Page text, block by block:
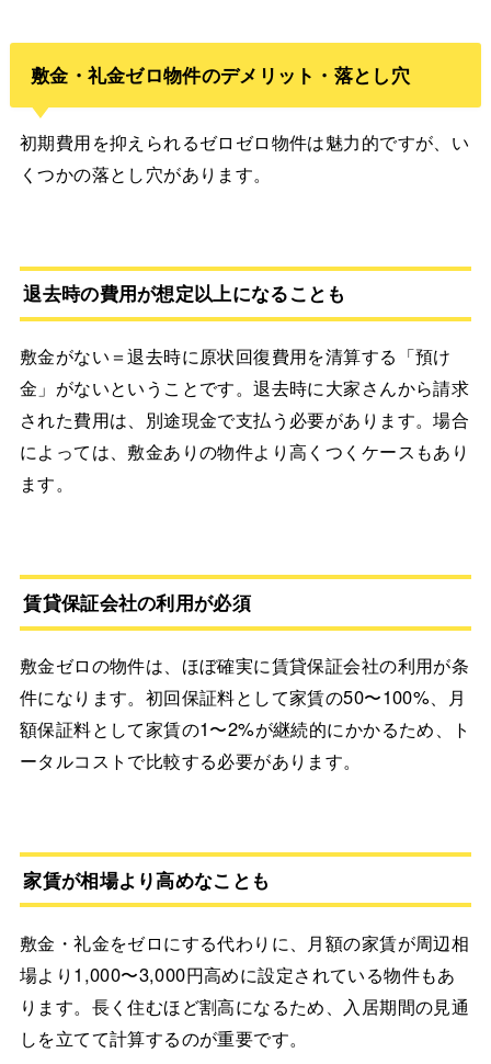
敷金・礼金ゼロ物件のデメリット・落とし穴
初期費用を抑えられるゼロゼロ物件は魅力的ですが、い
くつかの落とし穴があります。
退去時の費用が想定以上になることも
敷金がない＝退去時に原状回復費用を清算する「預け
金」がないということです。退去時に大家さんから請求
された費用は、別途現金で支払う必要があります。場合
によっては、敷金ありの物件より高くつくケースもあり
ます。
賃貸保証会社の利用が必須
敷金ゼロの物件は、ほぼ確実に賃貸保証会社の利用が条
件になります。初回保証料として家賃の50〜100%、月
額保証料として家賃の1〜2%が継続的にかかるため、ト
ータルコストで比較する必要があります。
家賃が相場より高めなことも
敷金・礼金をゼロにする代わりに、月額の家賃が周辺相
場より1,000〜3,000円高めに設定されている物件もあ
ります。長く住むほど割高になるため、入居期間の見通
しを立てて計算するのが重要です。